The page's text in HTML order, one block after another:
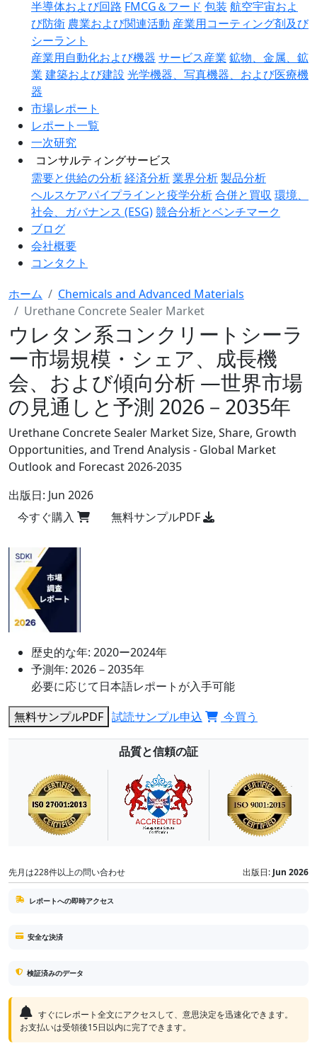
半導体および回路 FMCG＆フード 包装 航空宇宙およ
び防衛 農業および関連活動 産業用コーティング剤及び
シーラント
産業用自動化および機器 サービス産業 鉱物、金属、鉱
業 建築および建設 光学機器、写真機器、および医療機
器
市場レポート
レポート一覧
一次研究
コンサルティングサービス
需要と供給の分析経済分析業界分析製品分析
ヘルスケアパイプラインと疫学分析合併と買収 環境、
社会、ガバナンス (ESG)競合分析とベンチマーク
ブログ
会社概要
コンタクト
ホーム
Chemicals and Advanced Materials
Urethane Concrete Sealer Market
ウレタン系コンクリートシーラ
ー市場規模・シェア、成長機
会、および傾向分析 ―世界市場
の見通しと予測 2026－2035年
Urethane Concrete Sealer Market Size, Share, Growth
Opportunities, and Trend Analysis - Global Market
Outlook and Forecast 2026-2035
出版日: Jun 2026
今すぐ購入
無料サンプルPDF
歴史的な年: 2020ー2024年
予測年: 2026－2035年
必要に応じて日本語レポートが入手可能
無料サンプルPDF 試読サンプル申込 今買う
品質と信頼の証
先月は228件以上の問い合わせ 出版日: Jun 2026
レポートへの即時アクセス
安全な決済
検証済みのデータ
すぐにレポート全文にアクセスして、意思決定を迅速化できます。
お支払いは受領後15日以内に完了できます。